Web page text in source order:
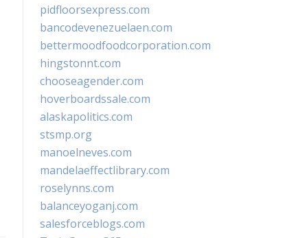
pidfloorsexpress.com
bancodevenezuelaen.com
bettermoodfoodcorporation.com
hingstonnt.com
chooseagender.com
hoverboardssale.com
alaskapolitics.com
stsmp.org
manoelneves.com
mandelaeffectlibrary.com
roselynns.com
balanceyoganj.com
salesforceblogs.com